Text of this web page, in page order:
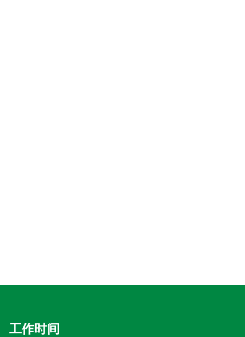
工作时间